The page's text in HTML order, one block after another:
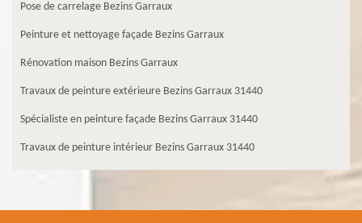
Pose de carrelage Bezins Garraux
Peinture et nettoyage façade Bezins Garraux
Rénovation maison Bezins Garraux
Travaux de peinture extérieure Bezins Garraux 31440
Spécialiste en peinture façade Bezins Garraux 31440
Travaux de peinture intérieur Bezins Garraux 31440